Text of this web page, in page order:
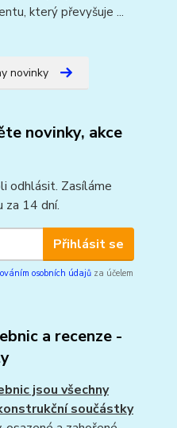
který převyšuje ...
novinky
novinky, akce
odhlásit. Zasíláme
za 14 dní.
Přihlásit se
osobních údajů za účelem
a recenze -
jsou všechny
součástky